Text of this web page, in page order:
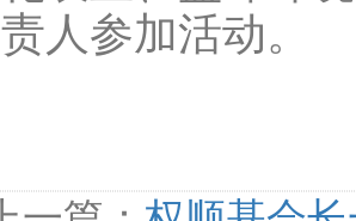
责人参加活动。